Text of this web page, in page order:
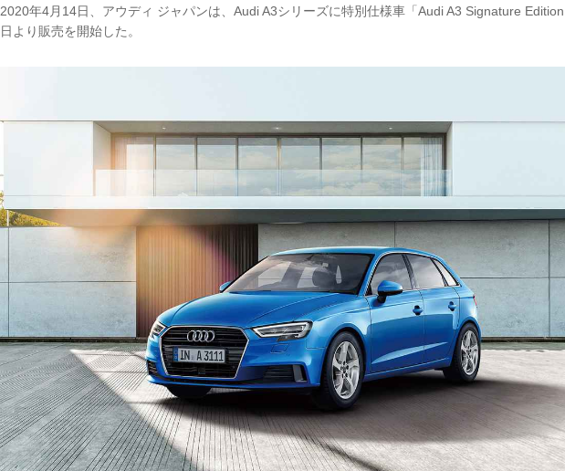
2020年4月14日、アウディ ジャパンは、Audi A3シリーズに特別仕様車「Audi A3 Signature
日より販売を開始した。